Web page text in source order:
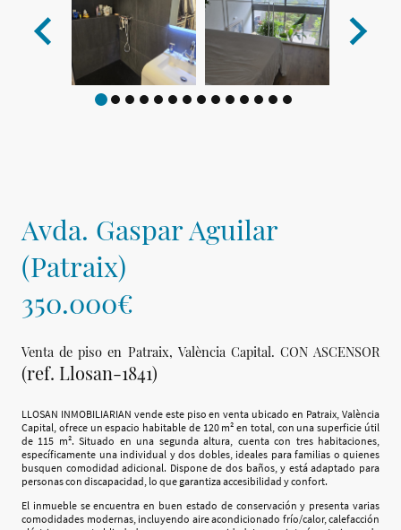
Avda. Gaspar Aguilar
(Patraix)
350.000€
Venta de piso en Patraix, València Capital. CON ASCENSOR
(ref. Llosan-1841)
LLOSAN INMOBILIARIAN vende este piso en venta ubicado en Patraix, València
Capital, ofrece un espacio habitable de 120 m² en total, con una superficie útil
de 115 m². Situado en una segunda altura, cuenta con tres habitaciones,
específicamente una individual y dos dobles, ideales para familias o quienes
busquen comodidad adicional. Dispone de dos baños, y está adaptado para
personas con discapacidad, lo que garantiza accesibilidad y confort.
El inmueble se encuentra en buen estado de conservación y presenta varias
comodidades modernas, incluyendo aire acondicionado frío/calor, calefacción